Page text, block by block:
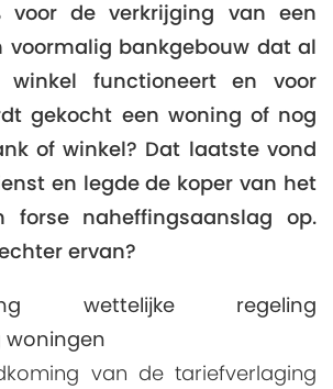
voor de verkrijging van een
voormalig bankgebouw dat al
functioneert en voor
gekocht een woning of nog
of winkel? Dat laatste vond
en legde de koper van het
forse naheffingsaanslag op.
ervan?
wettelijke regeling
van de tariefverlaging